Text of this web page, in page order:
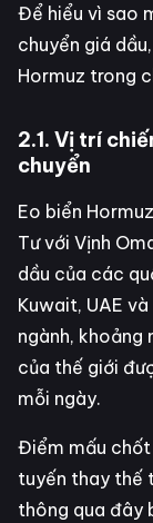
Để hiểu vì sao
chuyển giá
Hormuz trong
2.1. Vị trí
chuyển
Eo biển
Tư với Vịnh
dầu của các
Kuwait, UAE
ngành, khoảng
của thế giới
mỗi ngày.
Điểm mấu chốt
tuyến thay thế
thông qua đây